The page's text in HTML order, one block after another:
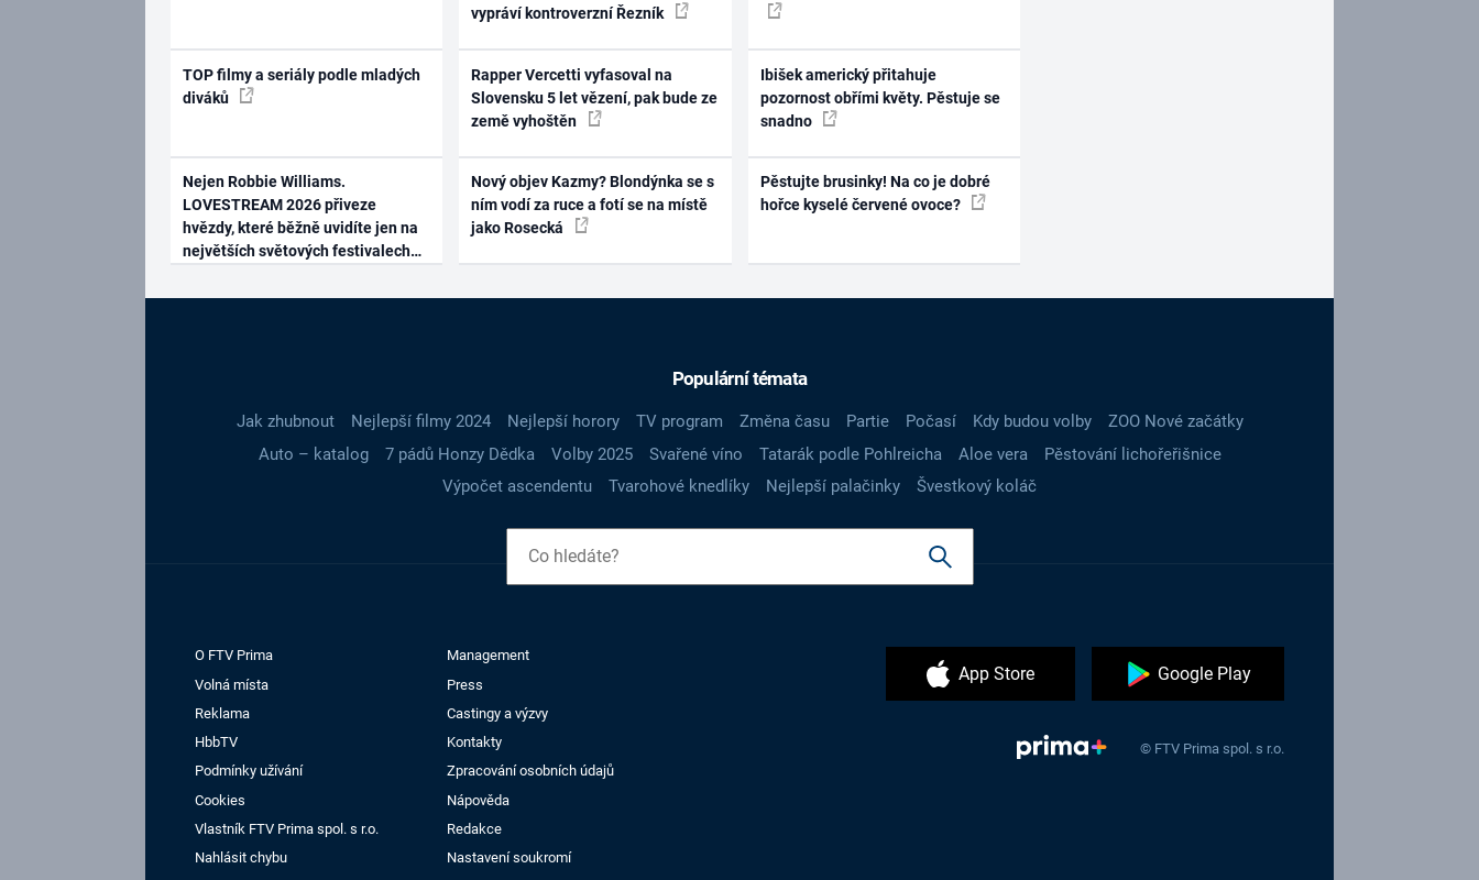
TOP filmy a seriály podle mladých
diváků
Nejen Robbie Williams.
LOVESTREAM 2026 přiveze
hvězdy, které běžně uvidíte jen na
největších světových festivalech
vypráví kontroverzní Řezník
Rapper Vercetti vyfasoval na
Slovensku 5 let vězení, pak bude ze
země vyhoštěn
Nový objev Kazmy? Blondýnka se s
ním vodí za ruce a fotí se na místě
jako Rosecká
Ibišek americký přitahuje
pozornost obřími květy. Pěstuje se
snadno
Pěstujte brusinky! Na co je dobré
hořce kyselé červené ovoce?
Populární témata
Jak zhubnout Nejlepší filmy 2024 Nejlepší horory TV program Změna času Partie Počasí Kdy budou volby
ZOO Nové začátky
Auto – katalog
7 pádů Honzy Dědka Volby 2025 Svařené víno Tatarák podle Pohlreicha Aloe vera
Pěstování lichořeřišnice
Výpočet ascendentu
Tvarohové knedlíky Nejlepší palačinky Švestkový koláč
O FTV Prima
Management
Volná místa
Press
Reklama
Castingy a výzvy
HbbTV
Kontakty
Podmínky užívání
Zpracování osobních údajů
Cookies
Nápověda
Vlastník FTV Prima spol. s r.o.
Redakce
Nahlásit chybu
Nastavení soukromí
App Store Google Play
© FTV Prima spol. s r.o.